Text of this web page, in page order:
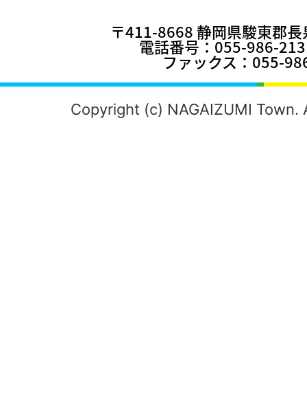
〒411-8668 静岡県駿東郡
電話番号：055-986-
ファックス：055-
Copyright (c) NAGAIZUMI Town.